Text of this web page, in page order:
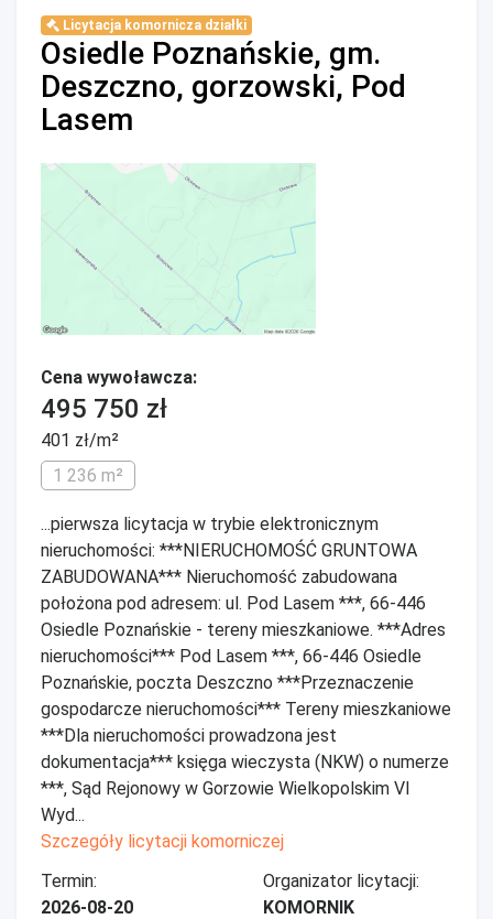
Licytacja komornicza działki
Osiedle Poznańskie, gm.
Deszczno, gorzowski, Pod
Lasem
Cena wywoławcza:
495 750 zł
401 zł/m²
1 236 m²
...pierwsza licytacja w trybie elektronicznym
nieruchomości: ***NIERUCHOMOŚĆ GRUNTOWA
ZABUDOWANA*** Nieruchomość zabudowana
położona pod adresem: ul. Pod Lasem ***, 66-446
Osiedle Poznańskie - tereny mieszkaniowe. ***Adres
nieruchomości*** Pod Lasem ***, 66-446 Osiedle
Poznańskie, poczta Deszczno ***Przeznaczenie
gospodarcze nieruchomości*** Tereny mieszkaniowe
***Dla nieruchomości prowadzona jest
dokumentacja*** księga wieczysta (NKW) o numerze
***, Sąd Rejonowy w Gorzowie Wielkopolskim VI
Wyd...
Szczegóły licytacji komorniczej
Termin:
2026-08-20
Organizator licytacji:
KOMORNIK